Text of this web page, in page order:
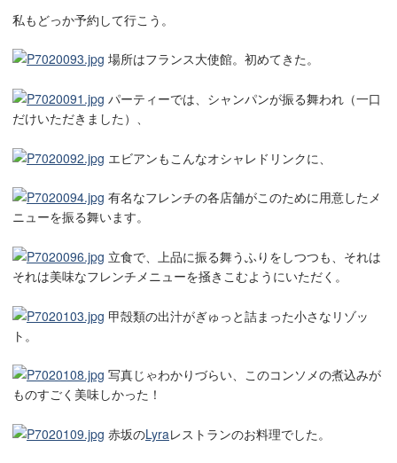
私もどっか予約して行こう。
場所はフランス大使館。初めてきた。
パーティーでは、シャンパンが振る舞われ（一口
だけいただきました）、
エビアンもこんなオシャレドリンクに、
有名なフレンチの各店舗がこのために用意したメ
ニューを振る舞います。
立食で、上品に振る舞うふりをしつつも、それは
それは美味なフレンチメニューを掻きこむようにいただく。
甲殻類の出汁がぎゅっと詰まった小さなリゾッ
ト。
写真じゃわかりづらい、このコンソメの煮込みが
ものすごく美味しかった！
赤坂のLyraレストランのお料理でした。